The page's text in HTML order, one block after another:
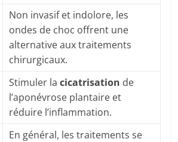
Non invasif et indolore, les
ondes de choc offrent une
alternative aux traitements
chirurgicaux.
Stimuler lacicatrisation de
l’aponévrose plantaire et
réduire l’inflammation.
En général, les traitements se